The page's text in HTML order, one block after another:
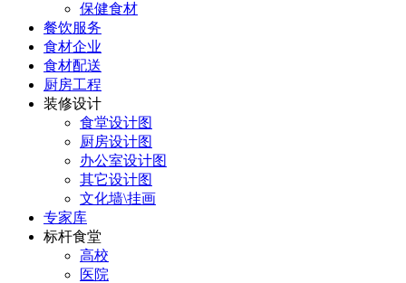
保健食材
餐饮服务
食材企业
食材配送
厨房工程
装修设计
食堂设计图
厨房设计图
办公室设计图
其它设计图
文化墙\挂画
专家库
标杆食堂
高校
医院